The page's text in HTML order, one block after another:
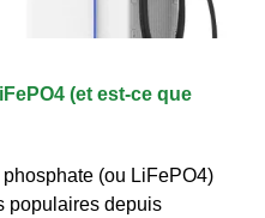
(et est-ce que
(ou LiFePO4)
populaires depuis